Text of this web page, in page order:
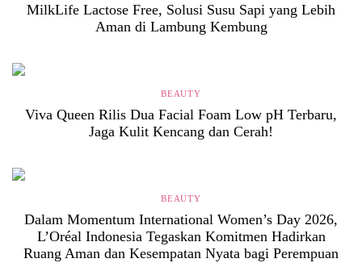
MilkLife Lactose Free, Solusi Susu Sapi yang Lebih
Aman di Lambung Kembung
BEAUTY
Viva Queen Rilis Dua Facial Foam Low pH Terbaru,
Jaga Kulit Kencang dan Cerah!
BEAUTY
Dalam Momentum International Women’s Day 2026,
L’Oréal Indonesia Tegaskan Komitmen Hadirkan
Ruang Aman dan Kesempatan Nyata bagi Perempuan